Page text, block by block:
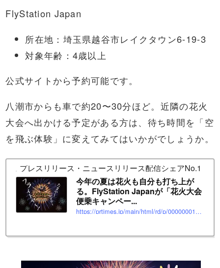
FlyStation Japan
所在地：埼玉県越谷市レイクタウン6-19-3
対象年齢：4歳以上
公式サイトから予約可能です。
八潮市からも車で約20〜30分ほど。近隣の花火
大会へ出かける予定がある方は、待ち時間を「空
を飛ぶ体験」に変えてみてはいかがでしょうか。
プレスリリース・ニュースリリース配信シェアNo.1｜
今年の夏は花火も自分も打ち上が
る。FlyStation Japanが「花火大会
便乗キャンペー...
https://prtimes.jp/main/html/rd/p/000000019.000030262.html